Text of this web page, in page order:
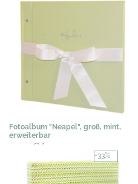
Fotoalbum "Neapel", groß, mint,
erweiterbar
53,95 € *
-33%